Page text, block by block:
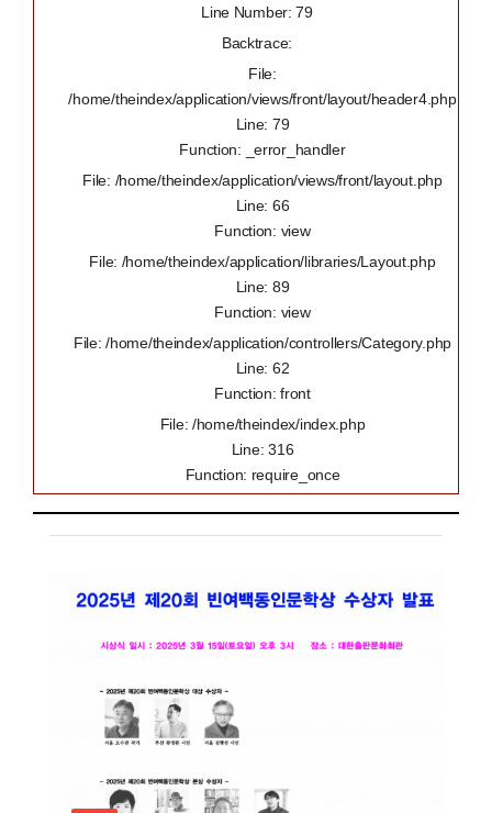
Line Number: 79
Backtrace:
File:
/home/theindex/application/views/front/layout/header4.php
Line: 79
Function: _error_handler
File: /home/theindex/application/views/front/layout.php
Line: 66
Function: view
File: /home/theindex/application/libraries/Layout.php
Line: 89
Function: view
File: /home/theindex/application/controllers/Category.php
Line: 62
Function: front
File: /home/theindex/index.php
Line: 316
Function: require_once